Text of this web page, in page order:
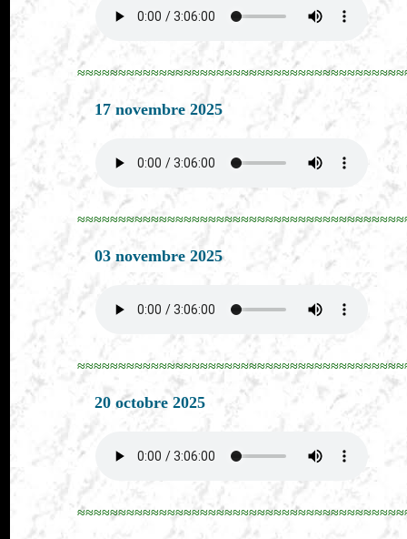
17 novembre 2025
03 novembre 2025
20 octobre 2025